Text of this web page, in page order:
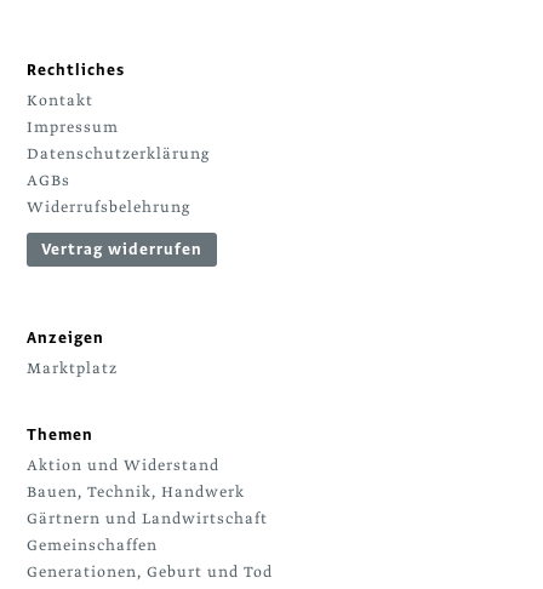
Rechtliches
Kontakt
Impressum
Datenschutzerklärung
AGBs
Widerrufsbelehrung
Vertrag widerrufen
Anzeigen
Marktplatz
Themen
Aktion und Widerstand
Bauen, Technik, Handwerk
Gärtnern und Landwirtschaft
Gemeinschaffen
Generationen, Geburt und Tod